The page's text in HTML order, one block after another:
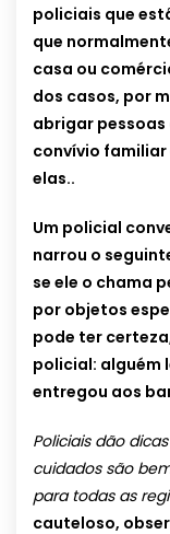
policiais que
que
casa ou
dos casos, por
abrigar pessoas
convívio
elas..
Um policial
narrou o
se ele o chama
por objetos
pode ter
policial: alguém
entregou aos
Policiais dão
cuidados são
para todas as
cauteloso,